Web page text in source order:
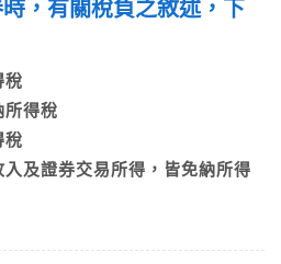
，有關稅負之敘述，下
稅
得稅
稅
及證券交易所得，皆免納所得